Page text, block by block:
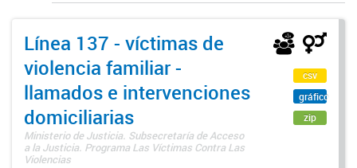
Línea 137 - víctimas de
violencia familiar -
llamados e intervenciones
domiciliarias
Ministerio de Justicia. Subsecretaría de Acceso
a la Justicia. Programa Las Víctimas Contra Las
Violencias
csv
gráfico
zip